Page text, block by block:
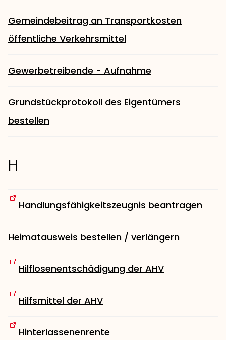
Gemeindebeitrag an Transportkosten
öffentliche Verkehrsmittel
Gewerbetreibende - Aufnahme
Grundstückprotokoll des Eigentümers
bestellen
H
Handlungsfähigkeitszeugnis beantragen
Heimatausweis bestellen / verlängern
Hilflosenentschädigung der AHV
Hilfsmittel der AHV
Hinterlassenenrente